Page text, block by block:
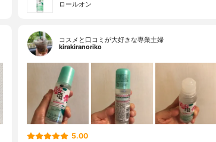
ロールオン
コスメと口コミが大好きな専業主婦
kirakiranoriko
5.00